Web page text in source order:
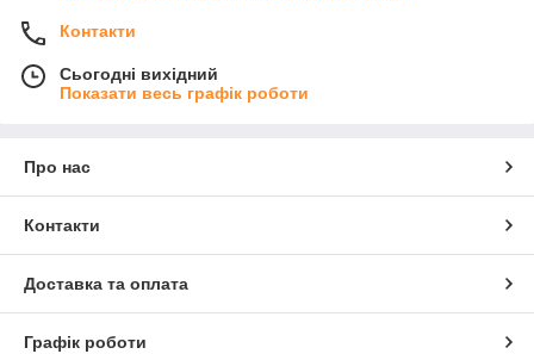
Контакти
Сьогодні вихідний
Показати весь графік роботи
Про нас
Контакти
Доставка та оплата
Графік роботи